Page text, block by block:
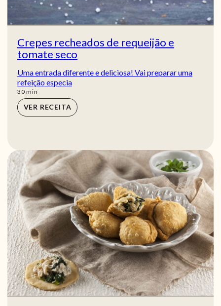
Crepes recheados de requeijão e
tomate seco
Uma entrada diferente e deliciosa! Vai preparar uma
refeição especia
30min
min
VER RECEITA